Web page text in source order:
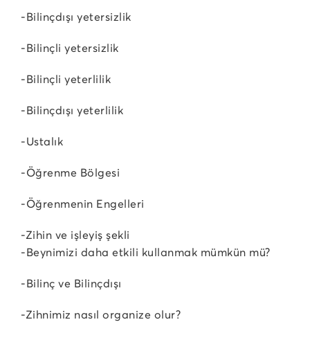
-Bilinçdışı yetersizlik
-Bilinçli yetersizlik
-Bilinçli yeterlilik
-Bilinçdışı yeterlilik
-Ustalık
-Öğrenme Bölgesi
-Öğrenmenin Engelleri
-Zihin ve işleyiş şekli
-Beynimizi daha etkili kullanmak mümkün mü?
-Bilinç ve Bilinçdışı
-Zihnimiz nasıl organize olur?